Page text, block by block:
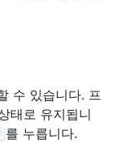
수 있습니다. 프
태로 유지됩니
를 누릅니다.